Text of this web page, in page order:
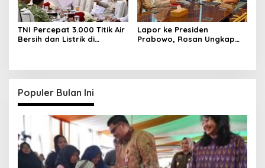
TNI Percepat 3.000 Titik Air
Bersih dan Listrik di
Lapor ke Presiden
Prabowo, Rosan Ungkap
Populer Bulan Ini